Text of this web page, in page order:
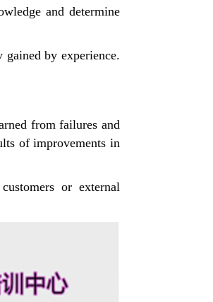
and determine
by experience.
from failures and
of improvements in
or external